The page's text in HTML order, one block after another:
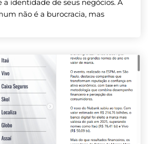
identidade de seus negócios. A
não é a burocracia, mas